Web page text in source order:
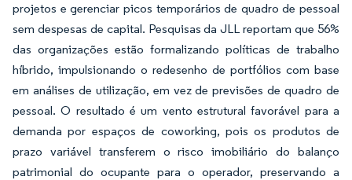
projetos e gerenciar picos temporários de quadro de pessoal
sem despesas de capital. Pesquisas da JLL reportam que 56%
das organizações estão formalizando políticas de trabalho
híbrido, impulsionando o redesenho de portfólios com base
em análises de utilização, em vez de previsões de quadro de
pessoal. O resultado é um vento estrutural favorável para a
demanda por espaços de coworking, pois os produtos de
prazo variável transferem o risco imobiliário do balanço
patrimonial do ocupante para o operador, preservando a